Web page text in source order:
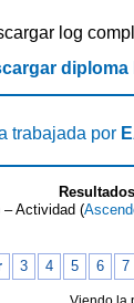
log
trabajada por
– Actividad (
3 4 5 6 7